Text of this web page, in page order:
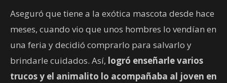
Aseguró que tiene a la exótica mascota desde hace
meses, cuando vio que unos hombres lo vendían en
una feria y decidió comprarlo para salvarlo y
brindarle cuidados. Así, logró enseñarle varios
trucos y el animalito lo acompañaba al joven en